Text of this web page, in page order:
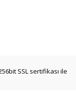
SSL sertifikası ile